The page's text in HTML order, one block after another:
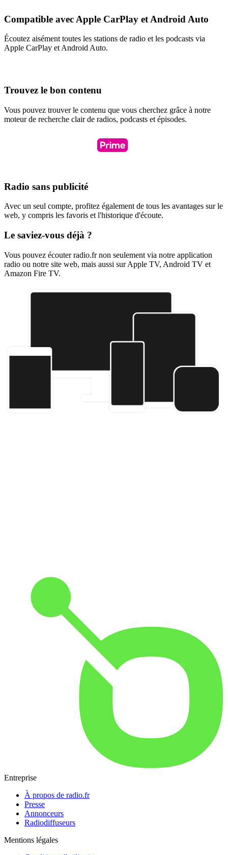
Compatible avec Apple CarPlay et Android Auto
Écoutez aisément toutes les stations de radio et les podcasts via
Apple CarPlay et Android Auto.
Trouvez le bon contenu
Vous pouvez trouver le contenu que vous cherchez grâce à notre
moteur de recherche clair de radios, podcasts et épisodes.
Radio sans publicité
Avec un seul compte, profitez également de tous les avantages sur le
web, y compris les favoris et l'historique d'écoute.
Le saviez-vous déjà ?
Vous pouvez écouter radio.fr non seulement via notre application
radio ou notre site web, mais aussi sur Apple TV, Android TV et
Amazon Fire TV.
Entreprise
À propos de radio.fr
Presse
Annonceurs
Radiodiffuseurs
Mentions légales